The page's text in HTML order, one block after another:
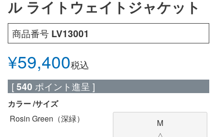
ル ライトウェイトジャケット
商品番号 LV13001
¥59,400税込
[540 ポイント進呈 ]
カラー サイズ
Rosin Green（深緑）
M